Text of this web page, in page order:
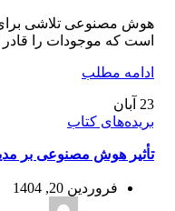
هوش مصنوعی تلاشی
است که موجودات را قادر
ادامه مطلب
23 آبان
بریده‌های کتاب
تأثیر هوش مصنوعی بر
فروردین 20, 1404